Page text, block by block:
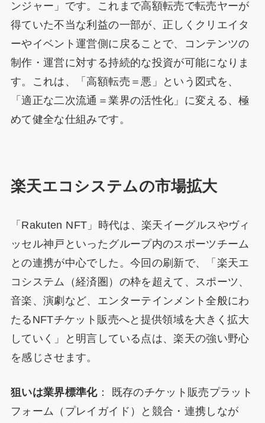
ンジャー」です。これまで高額転売で転売ヤーが
得ていた不当な利益の一部が、正しくクリエイタ
ーやイベント運営側に戻ることで、コンテンツの
制作・運営に対する持続的な投資が可能になりま
す。これは、「高額転売＝悪」という図式を、
「適正な二次流通＝業界の活性化」に変える、極
めて健全な仕組みです。
楽天エコシステムの市場拡大
「Rakuten NFT」時代は、楽天イーグルスやヴィ
ッセル神戸といったグループ内のスポーツチーム
との連携が中心でした。今回の刷新で、「楽天エ
コシステム（経済圏）の枠を超えて、スポーツ、
音楽、演劇など、エンターテインメント全般にわ
たるNFTチケット販売へと提供領域を大きく拡大
していく」と明言している点は、楽天の強い野心
を感じさせます。
狙いは業界標準化： 既存のチケット販売プラット
フォーム（プレイガイド）と競合・連携しなが